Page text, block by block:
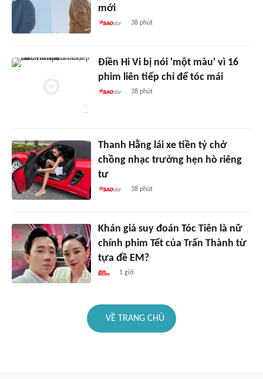
mới
38 phút
Điền Hi Vi bị nói 'một màu' vì 16
phim liên tiếp chỉ để tóc mái
38 phút
Thanh Hằng lái xe tiền tỷ chở
chồng nhạc trưởng hẹn hò riêng
tư
38 phút
Khán giả suy đoán Tóc Tiên là nữ
chính phim Tết của Trấn Thành từ
tựa đề EM?
1 giờ
VỀ TRANG CHỦ